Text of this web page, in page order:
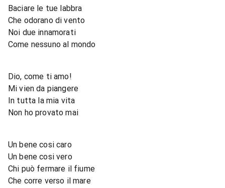
Baciare le tue labbra
Che odorano di vento
Noi due innamorati
Come nessuno al mondo
Dio, come ti amo!
Mi vien da piangere
In tutta la mia vita
Non ho provato mai
Un bene cosi caro
Un bene cosi vero
Chi può fermare il fiume
Che corre verso il mare